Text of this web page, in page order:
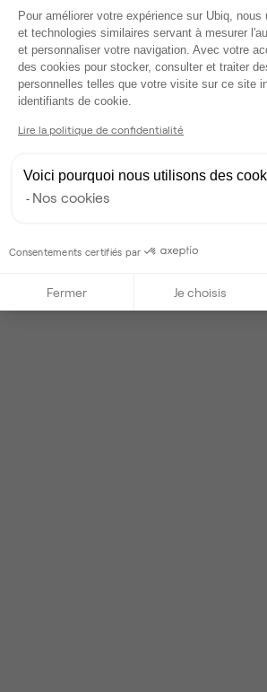
Gestionnaire de l'espace
Partenaire depuis 2022
Taux de réponse : 40%
Plateforme de Gestion
Pour améliorer votre expérience sur Ubiq,
et technologies similaires servant à mesurer
et personnaliser votre navigation. Avec votre
des cookies pour stocker, consulter et traiter
personnelles telles que votre visite sur ce site
identifiants de cookie.
Lire la politique de confidentialité
Voici pourquoi nous utilisons des
Nos cookies
Consentements certifiés par
Fermer Je choisis